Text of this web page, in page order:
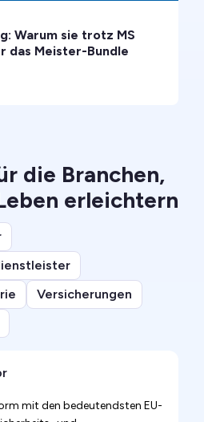
Warum sie trotz MS
das Meister-Bundle
die Branchen,
erleichtern
Versicherungen
mit den bedeutendsten EU-